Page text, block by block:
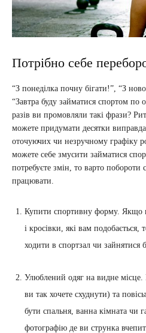
Потрібно себе
“З понеділка почну бігати!”, “З
“Завтра буду займатися спортом по
разів ви промовляли такі фрази?
можете придумати десятки
оточуючих чи незручному графіку
можете себе змусити займатися
потребуєте змін, то варто побороти
працювати.
Купити спортивну форму. Якщо
і кросівки, які вам
ходити в спортзал чи зайнятися
Улюблений одяг на видне місце.
ви так хочете схуднути) та
бути спальня, ванна кімната чи
фотографію де ви струнка